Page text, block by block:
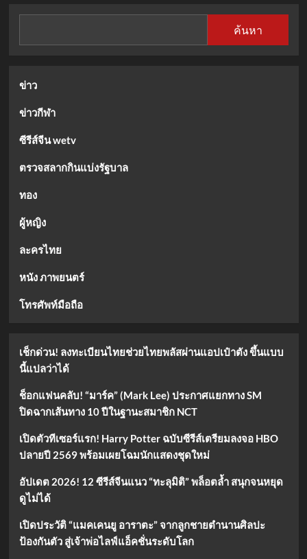
ช่วย
ตัง
แบบ
ค้นหา
ข่าว
ข่าวกีฬา
ซีรีส์จีน wetv
ตรวจสลากกินแบ่งรัฐบาล
ทอง
ผู้หญิง
ละครไทย
หนัง ภาพยนตร์
โทรศัพท์มือถือ
เช็กด่วน! ลงทะเบียนไทยช่วยไทยพลัสผ่านแอปเป๋าตัง ขึ้นแบบ
นี้แปลว่าได้
ช็อกแฟนคลับ! “มาร์ค” (Mark Lee) ประกาศแยกทาง SM
ปิดฉากเส้นทาง 10 ปีในฐานะสมาชิก NCT
เปิดตัวทีเซอร์แรก! Harry Potter ฉบับซีรีส์เตรียมลงจอ HBO
ปลายปี 2569 พร้อมเผยโฉมนักแสดงชุดใหม่
อัปเดต 2026! 12 ซีรีส์จีนแนว “ทะลุมิติ” พล็อตล้ำ สนุกจนหยุด
ดูไม่ได้
เปิดประวัติ “แมคเคนยู อาราตะ” จากลูกชายตำนานศิลปะ
ป้องกันตัว สู่เจ้าพ่อไลฟ์แอ็คชั่นระดับโลก